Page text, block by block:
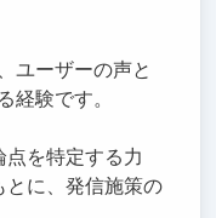
ユーザーの声と
経験です。
を特定する力
とに、発信施策の